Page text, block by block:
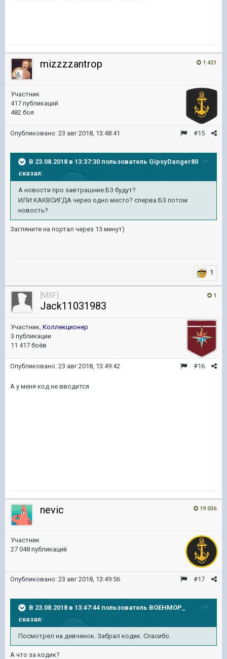
1 421
mizzzzantrop
Участник
417 публикаций
482 боя
#15
Опубликовано: 23 авг 2018, 13:48:41
В 23.08.2018 в 13:37:30 пользователь GipsyDanger80
сказал:
А новости про завтрашние БЗ будут?
ИЛИ КАКВСИГДА через одно место? сперва БЗ потом
новость?
Загляните на портал через 15 минут)
1
1
[MSF]
Jack11031983
Участник, Коллекционер
3 публикации
11 417 боёв
#16
Опубликовано: 23 авг 2018, 13:49:42
А у меня код не вводится
19 036
nevic
Участник
27 048 публикаций
#17
Опубликовано: 23 авг 2018, 13:49:56
В 23.08.2018 в 13:47:44 пользователь BOEHMOP_
сказал:
Посмотрел на девченок. Забрал кодик. Спасибо.
А что за кодик?